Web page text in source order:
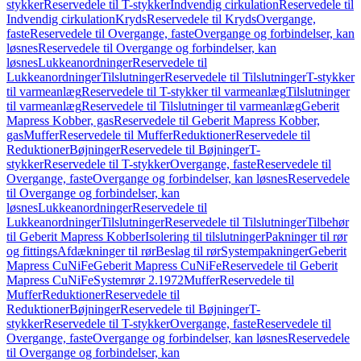
stykkerReservedele til T-stykkerIndvendig cirkulationReservedele til
Indvendig cirkulationKrydsReservedele til KrydsOvergange,
fasteReservedele til Overgange, fasteOvergange og forbindelser, kan
løsnesReservedele til Overgange og forbindelser, kan
løsnesLukkeanordningerReservedele til
LukkeanordningerTilslutningerReservedele til TilslutningerT-stykker
til varmeanlægReservedele til T-stykker til varmeanlægTilslutninger
til varmeanlægReservedele til Tilslutninger til varmeanlægGeberit
Mapress Kobber, gasReservedele til Geberit Mapress Kobber,
gasMufferReservedele til MufferReduktionerReservedele til
ReduktionerBøjningerReservedele til BøjningerT-
stykkerReservedele til T-stykkerOvergange, fasteReservedele til
Overgange, fasteOvergange og forbindelser, kan løsnesReservedele
til Overgange og forbindelser, kan
løsnesLukkeanordningerReservedele til
LukkeanordningerTilslutningerReservedele til TilslutningerTilbehør
til Geberit Mapress KobberIsolering til tilslutningerPakninger til rør
og fittingsAfdækninger til rørBeslag til rørSystempakningerGeberit
Mapress CuNiFeGeberit Mapress CuNiFeReservedele til Geberit
Mapress CuNiFeSystemrør 2.1972MufferReservedele til
MufferReduktionerReservedele til
ReduktionerBøjningerReservedele til BøjningerT-
stykkerReservedele til T-stykkerOvergange, fasteReservedele til
Overgange, fasteOvergange og forbindelser, kan løsnesReservedele
til Overgange og forbindelser, kan